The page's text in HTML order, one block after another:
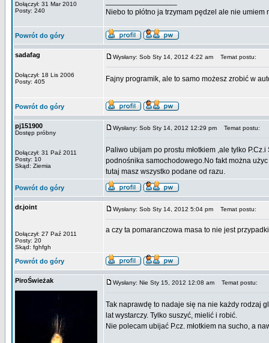
Dołączył: 31 Mar 2010
Posty: 240
Niebo to płótno ja trzymam pędzel ale nie
Powrót do góry
sadafag
Dołączył: 18 Lis 2006
Posty: 405
Wysłany: Sob Sty 14, 2012 4:22 am Temat postu:
Fajny programik, ale to samo możesz zrobić w
Powrót do góry
pj151900
Dostęp próbny
Dołączył: 31 Paź 2011
Posty: 10
Skąd: Ziemia
Wysłany: Sob Sty 14, 2012 12:29 pm Temat postu:
Paliwo ubijam po prostu młotkiem ,ale tylko
podnośnika samochodowego.No fakt można
tutaj masz wszystko podane od razu.
Powrót do góry
dr.joint
Dołączył: 27 Paź 2011
Posty: 20
Skąd: fghfgh
Wysłany: Sob Sty 14, 2012 5:04 pm Temat postu:
a czy ta pomaranczowa masa to nie jest
Powrót do góry
PiroŚwieżak Wysłany: Nie Sty 15, 2012 12:08 am Temat postu:
Tak naprawdę to nadaje się na nie każdy rodzaj
lat wystarczy. Tylko suszyć, mielić i robić.
Nie polecam ubijać P.cz. młotkiem na sucho, a